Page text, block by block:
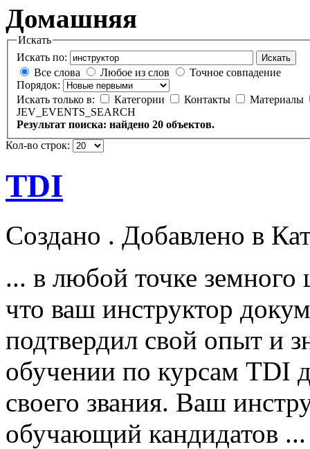
Домашняя
Искать
Искать по:
Искать
Все слова Любое из слов
Точное совпадение
Порядок:
Искать только в:
Категории Контакты
Материалы
JEV_EVENTS_SEARCH
Результат поиска: найдено 20 объектов.
Кол-во строк:
TDI
Создано . Добавлено в
... в любой точке земного
что ваш инструктор
подтвердил свой опыт и
обучении по курсам TDI
своего звания. Ваш
обучающий кандидатов ...